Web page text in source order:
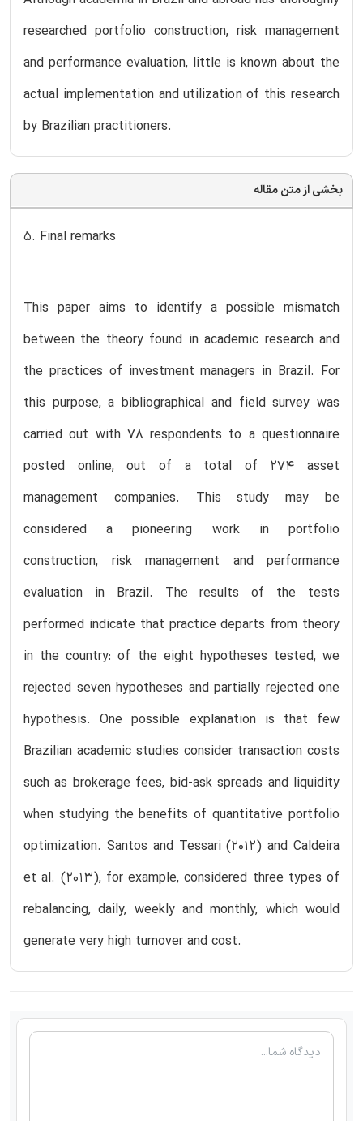
researched portfolio construction, risk management
and performance evaluation, little is known about the
actual implementation and utilization of this research
by Brazilian practitioners.
بخشی از متن مقاله
5. Final remarks
This paper aims to identify a possible mismatch
between the theory found in academic research and
the practices of investment managers in Brazil. For
this purpose, a bibliographical and field survey was
carried out with 78 respondents to a questionnaire
posted online, out of a total of 274 asset
management companies. This study may be
considered a pioneering work in portfolio
construction, risk management and performance
evaluation in Brazil. The results of the tests
performed indicate that practice departs from theory
in the country: of the eight hypotheses tested, we
rejected seven hypotheses and partially rejected one
hypothesis. One possible explanation is that few
Brazilian academic studies consider transaction costs
such as brokerage fees, bid-ask spreads and liquidity
when studying the benefits of quantitative portfolio
optimization. Santos and Tessari (2012) and Caldeira
et al. (2013), for example, considered three types of
rebalancing, daily, weekly and monthly, which would
generate very high turnover and cost.